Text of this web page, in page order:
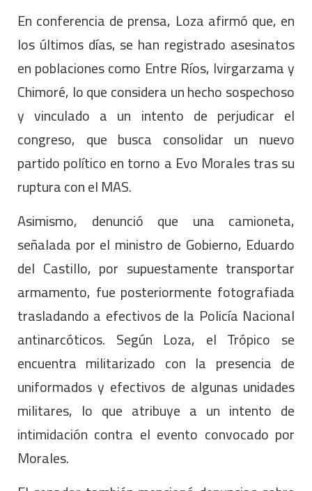
En conferencia de prensa, Loza afirmó que, en
los últimos días, se han registrado asesinatos
en poblaciones como Entre Ríos, Ivirgarzama y
Chimoré, lo que considera un hecho sospechoso
y vinculado a un intento de perjudicar el
congreso, que busca consolidar un nuevo
partido político en torno a Evo Morales tras su
ruptura con el MAS.
Asimismo, denunció que una camioneta,
señalada por el ministro de Gobierno, Eduardo
del Castillo, por supuestamente transportar
armamento, fue posteriormente fotografiada
trasladando a efectivos de la Policía Nacional
antinarcóticos. Según Loza, el Trópico se
encuentra militarizado con la presencia de
uniformados y efectivos de algunas unidades
militares, lo que atribuye a un intento de
intimidación contra el evento convocado por
Morales.